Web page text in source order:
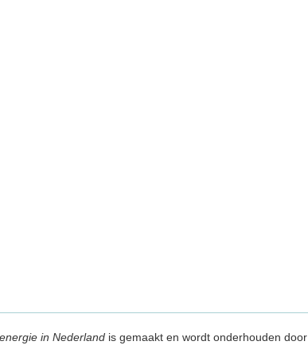
in Nederland is gemaakt en wordt onderhouden door